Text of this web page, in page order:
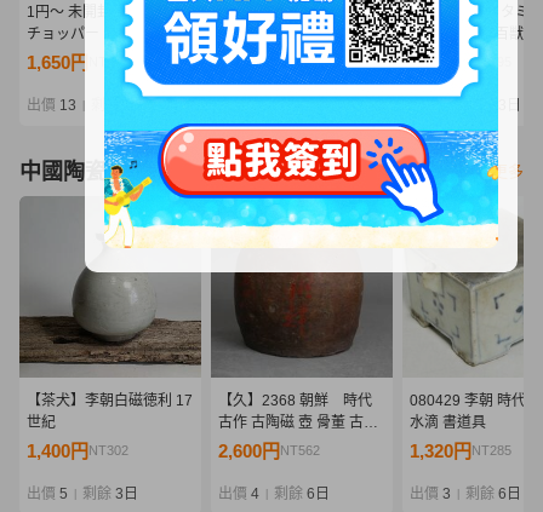
1円～ 未開封 ONE PIECE
チョッパー 目指せ海賊フ
ィギュア 全4種
1,650円 NT357
出價 13 1日
【一番くじ】ワンピース
-エルバフ編- GIANT
BASH!! Vol.1 C賞 ナミ
MASTERLISE EXPIECE
2点セット☆未開封
（4787）
3,600円NT779
◇未開封 箱イタミ
S.H.Figuarts 百獣の
ドウ(人獣型) 『ONE
PIECE』 フィギュ
ワンピース 同梱不
1,827円NT395
中國陶瓷器 看更多
【茶犬】李朝白磁徳利 17
世紀
1,400円 NT302
出價 5 剩餘 3日
【久】2368 朝鮮 時代
古作 古陶磁 壺 骨董 古美
術 花器 花入
2,600円 NT562
出價 4 剩餘 6日
080429 李朝 時代
水滴 書道具
1,320円 NT285
出價 3 剩餘 6日